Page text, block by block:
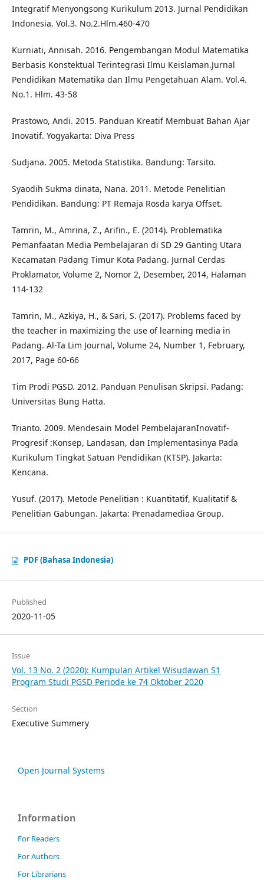
Integratif Menyongsong Kurikulum 2013. Jurnal Pendidikan
Indonesia. Vol.3. No.2.Hlm.460-470
Kurniati, Annisah. 2016. Pengembangan Modul Matematika
Berbasis Konstektual Terintegrasi Ilmu Keislaman.Jurnal
Pendidikan Matematika dan Ilmu Pengetahuan Alam. Vol.4.
No.1. Hlm. 43-58
Prastowo, Andi. 2015. Panduan Kreatif Membuat Bahan Ajar
Inovatif. Yogyakarta: Diva Press
Sudjana. 2005. Metoda Statistika. Bandung: Tarsito.
Syaodih Sukma dinata, Nana. 2011. Metode Penelitian
Pendidikan. Bandung: PT Remaja Rosda karya Offset.
Tamrin, M., Amrina, Z., Arifin., E. (2014). Problematika
Pemanfaatan Media Pembelajaran di SD 29 Ganting Utara
Kecamatan Padang Timur Kota Padang. Jurnal Cerdas
Proklamator, Volume 2, Nomor 2, Desember, 2014, Halaman
114-132
Tamrin, M., Azkiya, H., & Sari, S. (2017). Problems faced by
the teacher in maximizing the use of learning media in
Padang. Al-Ta Lim Journal, Volume 24, Number 1, February,
2017, Page 60-66
Tim Prodi PGSD. 2012. Panduan Penulisan Skripsi. Padang:
Universitas Bung Hatta.
Trianto. 2009. Mendesain Model PembelajaranInovatif-
Progresif :Konsep, Landasan, dan Implementasinya Pada
Kurikulum Tingkat Satuan Pendidikan (KTSP). Jakarta:
Kencana.
Yusuf. (2017). Metode Penelitian : Kuantitatif, Kualitatif &
Penelitian Gabungan. Jakarta: Prenadamediaa Group.
PDF (Bahasa Indonesia)
Published
2020-11-05
Issue
Vol. 13 No. 2 (2020): Kumpulan Artikel Wisudawan S1
Program Studi PGSD Periode ke 74 Oktober 2020
Section
Executive Summery
Open Journal Systems
Information
For Readers
For Authors
For Librarians